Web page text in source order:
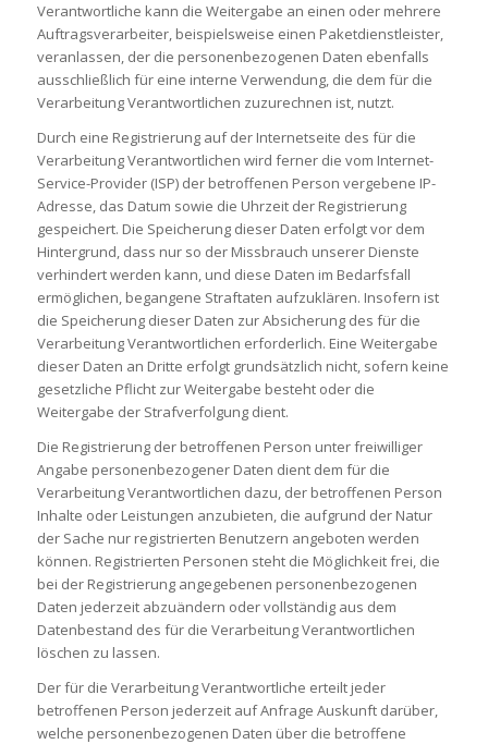
Verantwortliche kann die Weitergabe an einen oder mehrere
Auftragsverarbeiter, beispielsweise einen Paketdienstleister,
veranlassen, der die personenbezogenen Daten ebenfalls
ausschließlich für eine interne Verwendung, die dem für die
Verarbeitung Verantwortlichen zuzurechnen ist, nutzt.
Durch eine Registrierung auf der Internetseite des für die
Verarbeitung Verantwortlichen wird ferner die vom Internet-
Service-Provider (ISP) der betroffenen Person vergebene IP-
Adresse, das Datum sowie die Uhrzeit der Registrierung
gespeichert. Die Speicherung dieser Daten erfolgt vor dem
Hintergrund, dass nur so der Missbrauch unserer Dienste
verhindert werden kann, und diese Daten im Bedarfsfall
ermöglichen, begangene Straftaten aufzuklären. Insofern ist
die Speicherung dieser Daten zur Absicherung des für die
Verarbeitung Verantwortlichen erforderlich. Eine Weitergabe
dieser Daten an Dritte erfolgt grundsätzlich nicht, sofern keine
gesetzliche Pflicht zur Weitergabe besteht oder die
Weitergabe der Strafverfolgung dient.
Die Registrierung der betroffenen Person unter freiwilliger
Angabe personenbezogener Daten dient dem für die
Verarbeitung Verantwortlichen dazu, der betroffenen Person
Inhalte oder Leistungen anzubieten, die aufgrund der Natur
der Sache nur registrierten Benutzern angeboten werden
können. Registrierten Personen steht die Möglichkeit frei, die
bei der Registrierung angegebenen personenbezogenen
Daten jederzeit abzuändern oder vollständig aus dem
Datenbestand des für die Verarbeitung Verantwortlichen
löschen zu lassen.
Der für die Verarbeitung Verantwortliche erteilt jeder
betroffenen Person jederzeit auf Anfrage Auskunft darüber,
welche personenbezogenen Daten über die betroffene